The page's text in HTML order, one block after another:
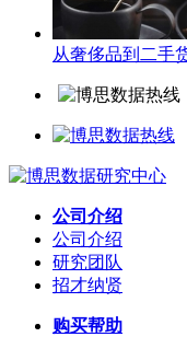
从奢侈品到二手
公司介绍
公司介绍
研究团队
招才纳贤
购买帮助